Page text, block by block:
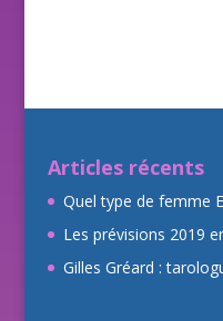
Articles récents
Quel type de femme
Les prévisions 2019
Gilles Gréard :